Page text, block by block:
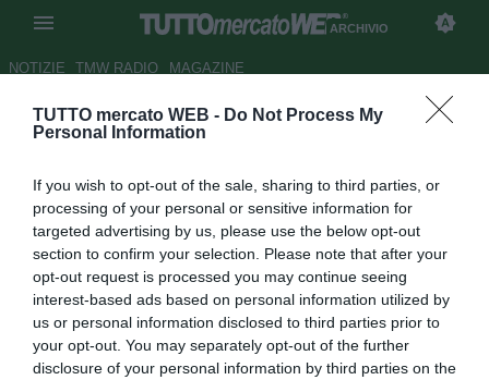
TUTTO mercato WEB - Do Not Process My
Personal Information
If you wish to opt-out of the sale, sharing to third parties, or
processing of your personal or sensitive information for
targeted advertising by us, please use the below opt-out
section to confirm your selection. Please note that after your
opt-out request is processed you may continue seeing
interest-based ads based on personal information utilized by
us or personal information disclosed to third parties prior to
your opt-out. You may separately opt-out of the further
disclosure of your personal information by third parties on the
ARCHIVIO
NOTIZIE TMW RADIO MAGAZINE
Continua il giallo Thiago Neves
19.12.2007 23:49 2007
vedi letture